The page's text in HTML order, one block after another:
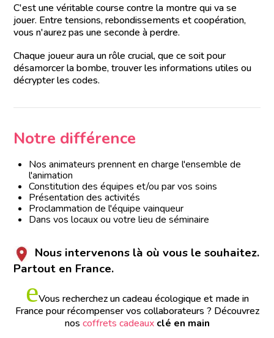
C'est une véritable course contre la montre qui va se
jouer. Entre tensions, rebondissements et coopération,
vous n'aurez pas une seconde à perdre.
Chaque joueur aura un rôle crucial, que ce soit pour
désamorcer la bombe, trouver les informations utiles ou
décrypter les codes.
Notre différence
Nos animateurs prennent en charge l'ensemble de
l'animation
Constitution des équipes et/ou par vos soins
Présentation des activités
Proclammation de l'équipe vainqueur
Dans vos locaux ou votre lieu de séminaire
Nous intervenons là où vous le souhaitez.
Partout en France.
eVous recherchez un cadeau écologique et made in
France pour récompenser vos collaborateurs ? Découvrez
nos coffrets cadeaux clé en main